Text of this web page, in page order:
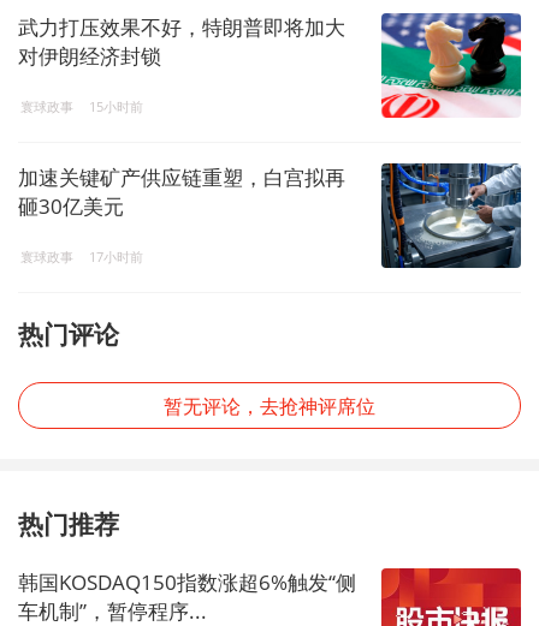
武力打压效果不好，特朗普即将加大
对伊朗经济封锁
寰球政事 15小时前
加速关键矿产供应链重塑，白宫拟再
砸30亿美元
寰球政事 17小时前
热门评论
暂无评论，去抢神评席位
热门推荐
韩国KOSDAQ150指数涨超6%触发“侧
车机制”，暂停程序...